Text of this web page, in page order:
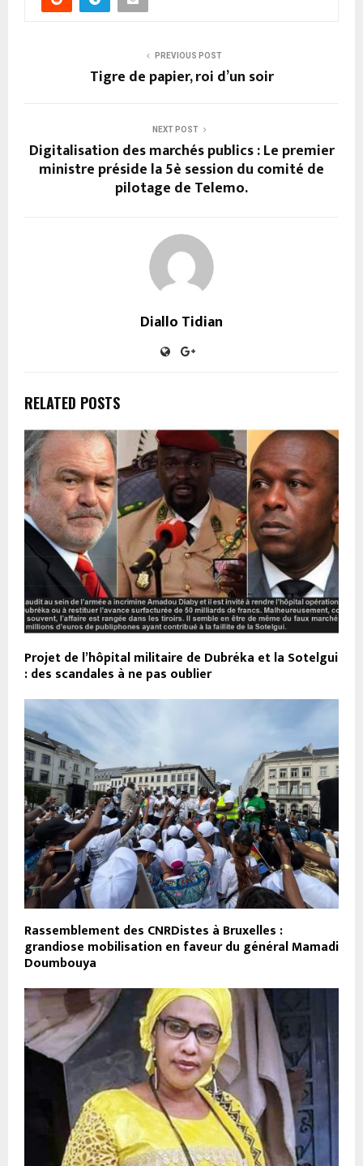
PREVIOUS POST
Tigre de papier, roi d’un soir
NEXT POST
Digitalisation des marchés publics : Le premier
ministre préside la 5è session du comité de
pilotage de Telemo.
Diallo Tidian
RELATED POSTS
Projet de l’hôpital militaire de Dubréka et la Sotelgui
: des scandales à ne pas oublier
Rassemblement des CNRDistes à Bruxelles :
grandiose mobilisation en faveur du général Mamadi
Doumbouya